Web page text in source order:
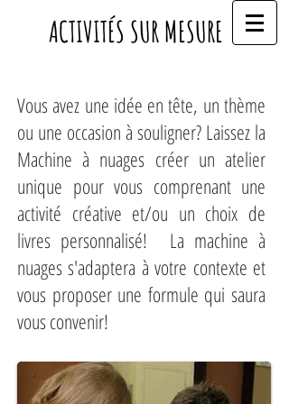
ACTIVITÉS SUR MESURE
Vous avez une idée en tête, un thème
ou une occasion à souligner? Laissez la
Machine à nuages créer un atelier
unique pour vous comprenant une
activité créative et/ou un choix de
livres personnalisé! La machine à
nuages s'adaptera à votre contexte et
vous proposer une formule qui saura
vous convenir!